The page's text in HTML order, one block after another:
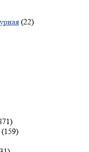
(22)
(159)